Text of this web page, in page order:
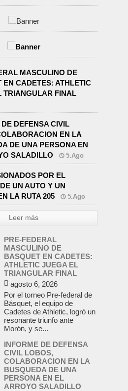
MASCULINO DE
EN CADETES: ATHLETIC
TRIANGULAR FINAL
DEFENSA CIVIL
EN LA
DE UNA PERSONA EN
SALADILLO
5.Ago
POR EL
UN AUTO Y UN
LA RUTA 205
5.Ago
Leer más
PRE-FEDERAL
MASCULINO DE
BASQUET EN CADETES:
ATHLETIC JUEGA EL
TRIANGULAR FINAL
agosto 6, 2026
Por el torneo Pre-federal de
Básquet, el equipo de
Cadetes de Athletic, logró un
resonante triunfo ante
Morón, y se...
INFORME DE DEFENSA
CIVIL LOBOS,
COLABORACION EN LA
BUSQUEDA DE UNA
PERSONA EN EL
ARROYO SALADILLO